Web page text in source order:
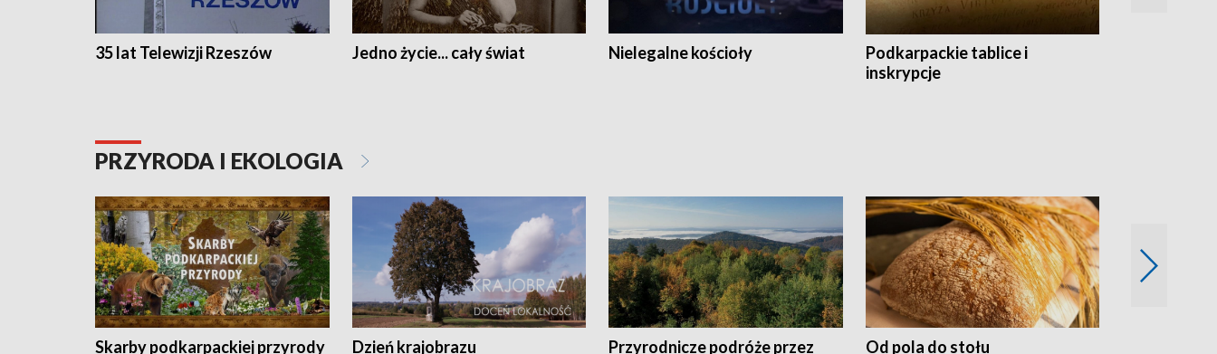
35 lat Telewizji Rzeszów Jedno życie... cały świat Nielegalne kościoły
Podkarpackie tablice i
inskrypcje
PRZYRODA I EKOLOGIA
Skarby podkarpackiej przyrody Dzień krajobrazu
Przyrodnicze podróże przez
Od pola do stołu